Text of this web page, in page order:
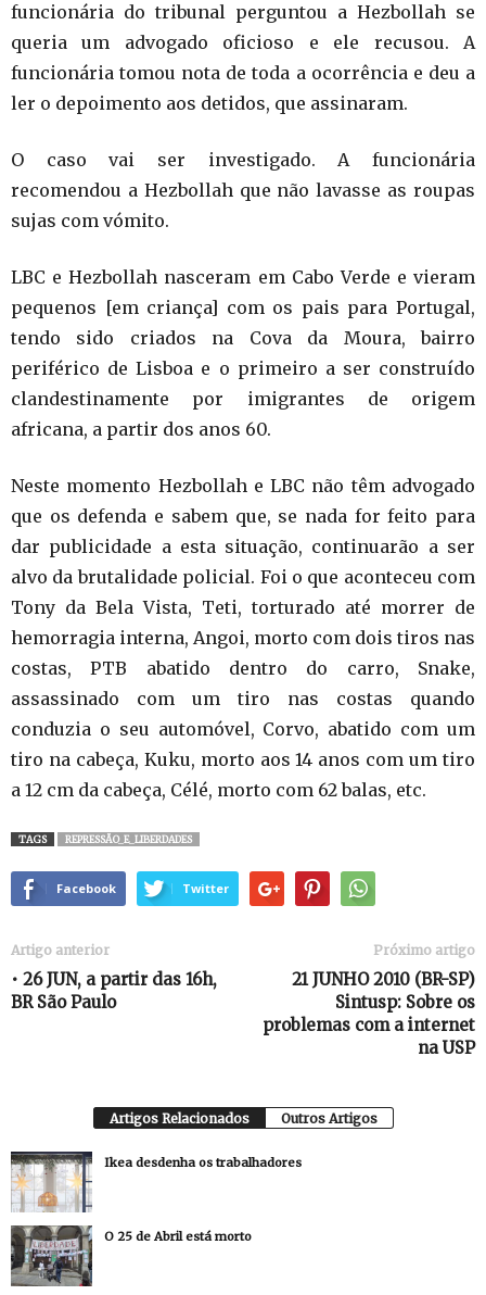
funcionária do tribunal perguntou a Hezbollah se
queria um advogado oficioso e ele recusou. A
funcionária tomou nota de toda a ocorrência e deu a
ler o depoimento aos detidos, que assinaram.
O caso vai ser investigado. A funcionária
recomendou a Hezbollah que não lavasse as roupas
sujas com vómito.
LBC e Hezbollah nasceram em Cabo Verde e vieram
pequenos [em criança] com os pais para Portugal,
tendo sido criados na Cova da Moura, bairro
periférico de Lisboa e o primeiro a ser construído
clandestinamente por imigrantes de origem
africana, a partir dos anos 60.
Neste momento Hezbollah e LBC não têm advogado
que os defenda e sabem que, se nada for feito para
dar publicidade a esta situação, continuarão a ser
alvo da brutalidade policial. Foi o que aconteceu com
Tony da Bela Vista, Teti, torturado até morrer de
hemorragia interna, Angoi, morto com dois tiros nas
costas, PTB abatido dentro do carro, Snake,
assassinado com um tiro nas costas quando
conduzia o seu automóvel, Corvo, abatido com um
tiro na cabeça, Kuku, morto aos 14 anos com um tiro
a 12 cm da cabeça, Célé, morto com 62 balas, etc.
TAGS REPRESSÃO_E_LIBERDADES
Facebook Twitter
Artigo anterior
• 26 JUN, a partir das 16h,
BR São Paulo
Próximo artigo
21 JUNHO 2010 (BR-SP)
Sintusp: Sobre os
problemas com a internet
na USP
Artigos Relacionados Outros Artigos
Ikea desdenha os trabalhadores
O 25 de Abril está morto